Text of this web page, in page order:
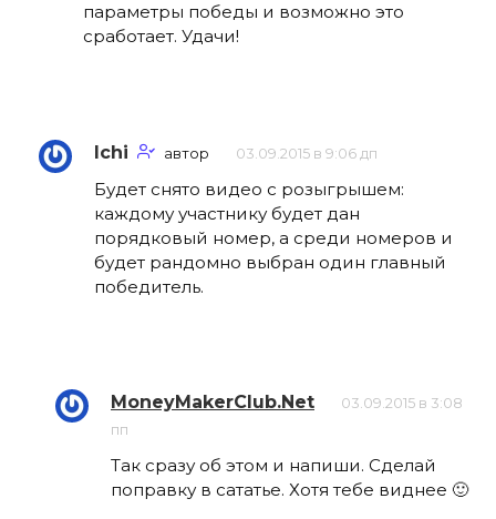
параметры победы и возможно это
сработает. Удачи!
Ichi автор 03.09.2015 в 9:06 дп
Будет снято видео с розыгрышем:
каждому участнику будет дан
порядковый номер, а среди номеров и
будет рандомно выбран один главный
победитель.
MoneyMakerClub.Net
03.09.2015 в 3:08
пп
Так сразу об этом и напиши. Сделай
поправку в сататье. Хотя тебе виднее 🙂